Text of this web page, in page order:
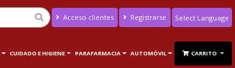
Acceso clientes Registrarse
Translate
CUIDADO E HIGIENE PARAFARMACIA AUTOMÓVIL CARRITO